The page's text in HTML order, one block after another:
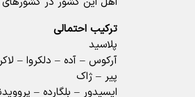
ترکیب احتمالی
پلاسید
آرکوس – آده – دلکروا –
پیر – ژاک
ایسیدور – بلگارده –